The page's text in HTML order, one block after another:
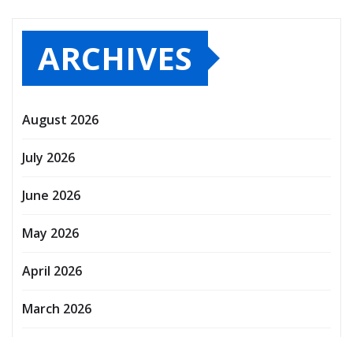
ARCHIVES
August 2026
July 2026
June 2026
May 2026
April 2026
March 2026